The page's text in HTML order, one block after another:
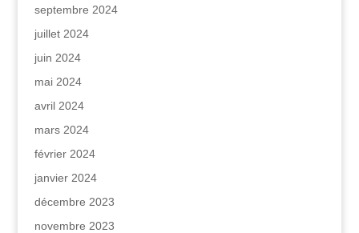
septembre 2024
juillet 2024
juin 2024
mai 2024
avril 2024
mars 2024
février 2024
janvier 2024
décembre 2023
novembre 2023